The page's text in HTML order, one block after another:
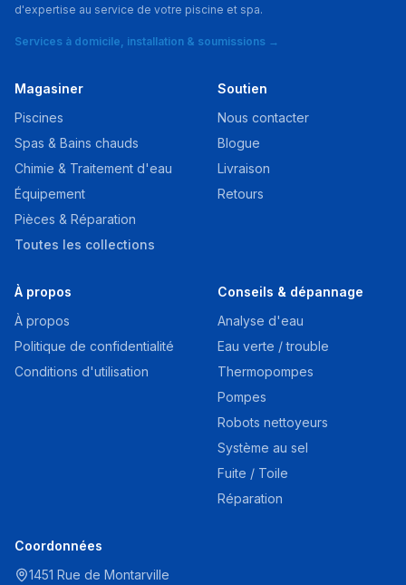
d'expertise au service de votre piscine et spa.
Services à domicile, installation & soumissions →
Magasiner
Piscines
Spas & Bains chauds
Chimie & Traitement d'eau
Équipement
Pièces & Réparation
Toutes les collections
Soutien
Nous contacter
Blogue
Livraison
Retours
À propos
À propos
Politique de confidentialité
Conditions d'utilisation
Conseils & dépannage
Analyse d'eau
Eau verte / trouble
Thermopompes
Pompes
Robots nettoyeurs
Système au sel
Fuite / Toile
Réparation
Coordonnées
1451 Rue de Montarville